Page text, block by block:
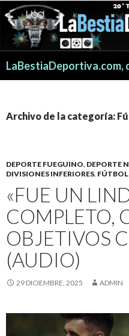
Archivo de la categoría:
DEPORTE FUEGUINO, DEPORTE
DIVISIONES INFERIORES,
«FUE UN
COMPLETO,
OBJETIVOS
(AUDIO)
29 DICIEMBRE, 2025 ADMIN